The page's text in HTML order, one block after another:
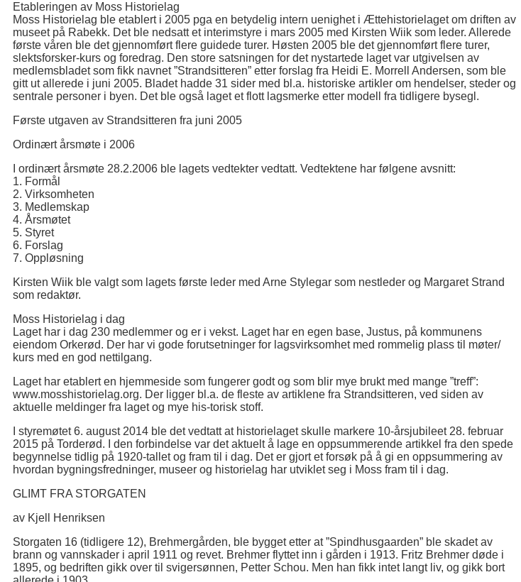
Etableringen av Moss Historielag
Moss Historielag ble etablert i 2005 pga en betydelig intern uenighet i Ættehistorielaget om driften av
museet på Rabekk. Det ble nedsatt et interimstyre i mars 2005 med Kirsten Wiik som leder. Allerede
første våren ble det gjennomført flere guidede turer. Høsten 2005 ble det gjennomført flere turer,
slektsforsker-kurs og foredrag. Den store satsningen for det nystartede laget var utgivelsen av
medlemsbladet som fikk navnet ”Strandsitteren” etter forslag fra Heidi E. Morrell Andersen, som ble
gitt ut allerede i juni 2005. Bladet hadde 31 sider med bl.a. historiske artikler om hendelser, steder og
sentrale personer i byen. Det ble også laget et flott lagsmerke etter modell fra tidligere bysegl.
Første utgaven av Strandsitteren fra juni 2005
Ordinært årsmøte i 2006
I ordinært årsmøte 28.2.2006 ble lagets vedtekter vedtatt. Vedtektene har følgene avsnitt:
1. Formål
2. Virksomheten
3. Medlemskap
4. Årsmøtet
5. Styret
6. Forslag
7. Oppløsning
Kirsten Wiik ble valgt som lagets første leder med Arne Stylegar som nestleder og Margaret Strand
som redaktør.
Moss Historielag i dag
Laget har i dag 230 medlemmer og er i vekst. Laget har en egen base, Justus, på kommunens
eiendom Orkerød. Der har vi gode forutsetninger for lagsvirksomhet med rommelig plass til møter/
kurs med en god nettilgang.
Laget har etablert en hjemmeside som fungerer godt og som blir mye brukt med mange ”treff”:
www.mosshistorielag.org. Der ligger bl.a. de fleste av artiklene fra Strandsitteren, ved siden av
aktuelle meldinger fra laget og mye his-torisk stoff.
I styremøtet 6. august 2014 ble det vedtatt at historielaget skulle markere 10-årsjubileet 28. februar
2015 på Torderød. I den forbindelse var det aktuelt å lage en oppsummerende artikkel fra den spede
begynnelse tidlig på 1920-tallet og fram til i dag. Det er gjort et forsøk på å gi en oppsummering av
hvordan bygningsfredninger, museer og historielag har utviklet seg i Moss fram til i dag.
GLIMT FRA STORGATEN
av Kjell Henriksen
Storgaten 16 (tidligere 12), Brehmergården, ble bygget etter at ”Spindhusgaarden” ble skadet av
brann og vannskader i april 1911 og revet. Brehmer flyttet inn i gården i 1913. Fritz Brehmer døde i
1895, og bedriften gikk over til svigersønnen, Petter Schou. Men han fikk intet langt liv, og gikk bort